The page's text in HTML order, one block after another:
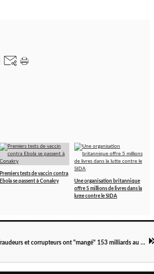
Premiers tests de vaccin contra
Ebola se passent à Conakry
Une organisation britannique
offre 5 millions de livres dans la
lutte contre le SIDA
Les fraudeurs et corrupteurs ont "mangé" 153 milliards au Mali